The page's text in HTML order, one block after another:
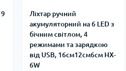
Ліхтар ручний
акумуляторний на 6 LED з
бічним світлом, 4
режимами та зарядкою
від USB, 16см12см6см HX-
6W